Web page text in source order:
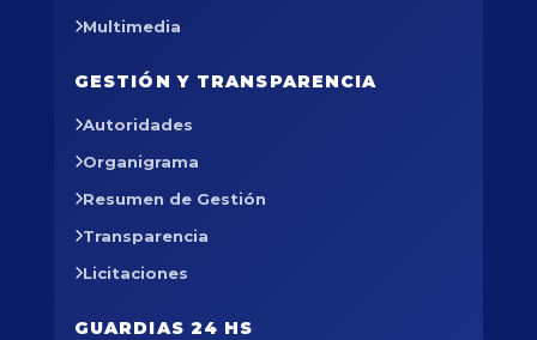
Multimedia
GESTIÓN Y TRANSPARENCIA
Autoridades
Organigrama
Resumen de Gestión
Transparencia
Licitaciones
GUARDIAS 24 HS